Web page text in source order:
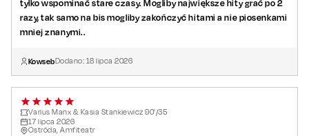
tylko wspominać stare czasy. Mogliby największe hity grać po 2
razy, tak samo na bis mogliby zakończyć hitami a nie piosenkami
mniej znanymi..
KowsebDodano: 18 lipca 2026
Varius Manx & Kasia Stankiewicz 90'/35
17 lipca 2026
Ostróda, Amfiteatr